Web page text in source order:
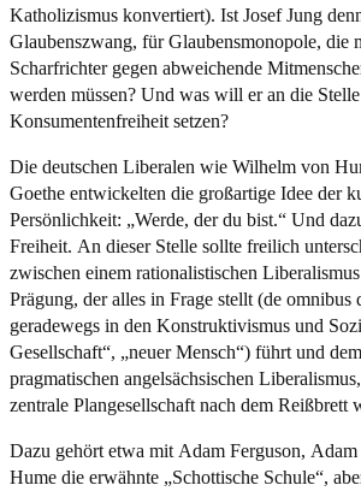
Katholizismus konvertiert). Ist Josef Jung
Glaubenszwang, für Glaubensmonopole, die
Scharfrichter gegen abweichende
werden müssen? Und was will er an die
Konsumentenfreiheit setzen?
Die deutschen Liberalen wie Wilhelm von
Goethe entwickelten die großartige Idee der
Persönlichkeit: „Werde, der du bist.“ Und
Freiheit. An dieser Stelle sollte freilich
zwischen einem rationalistischen
Prägung, der alles in Frage stellt (de omnibus
geradewegs in den Konstruktivismus und
Gesellschaft“, „neuer Mensch“) führt und
pragmatischen angelsächsischen
zentrale Plangesellschaft nach dem Reißbrett
Dazu gehört etwa mit Adam Ferguson,
Hume die erwähnte „Schottische Schule“,